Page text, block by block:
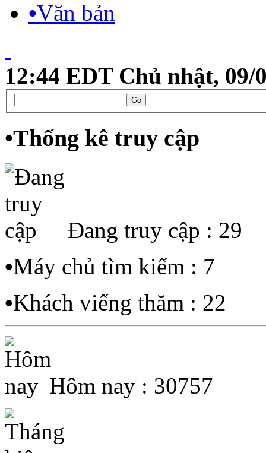
•Văn bản
12:44 EDT Chủ nhật, 09/
•Thống kê truy cập
Đang truy cập : 29
•Máy chủ tìm kiếm : 7
•Khách viếng thăm : 22
Hôm nay : 30757